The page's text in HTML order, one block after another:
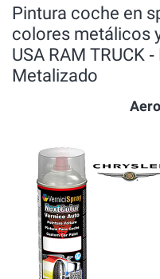
Pintura coche en
colores metálicos
USA RAM TRUCK
Metalizado